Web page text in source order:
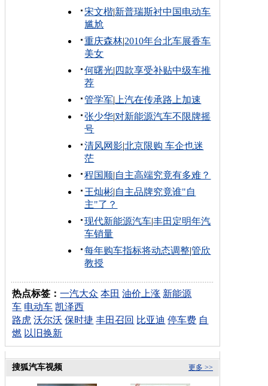
宋文楷|新普瑞斯衬中国电动车
尴尬
重庆森林|2010年台北车展香车
美女
何曙光| 四款享受补贴中级车推
荐
管学军| 上汽在传承路上加速
张少华|对新能源汽车不限牌摇
号
清风网影|北京限购 车企也迷
茫
程国顺|自主高端究竟有多难？
王灿彬|自主品牌究竟谁"自
主"了？
现代新能源汽车|丰田定明年汽
车销量
每年购车指标将动态调整|管欣
教授
热点标签：一汽大众 本田 油价上涨 新能源
车 电动车 凯泽西
路虎 沃尔沃 保时捷 丰田召回 比亚迪 停车费 自
燃 以旧换新
更多 >>
搜狐汽车视频